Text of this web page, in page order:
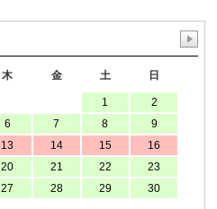
木 金 土 日
1
2
6 7 8
9
13 14 15
16
20 21 22
23
27 28 29
30